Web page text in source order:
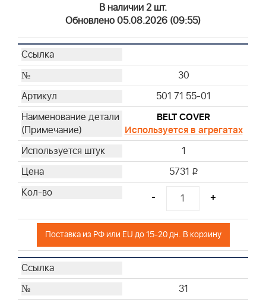
В наличии 2 шт.
Обновлено 05.08.2026 (09:55)
30
501 71 55-01
BELT COVER
Используется в агрегатах
1
5731 i
- +
Поставка из РФ или EU до 15-20 дн. В корзину
31